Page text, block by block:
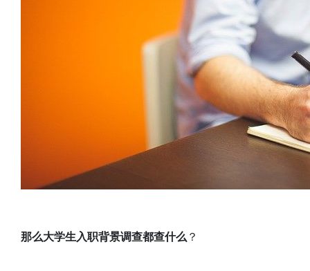
那么大学生入职背景调查都查什么 ？